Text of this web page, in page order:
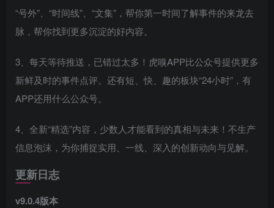
“号外”、“时间线”、“文集”，帮你第一时间了解事件的来龙去
脉，帮你找到更多沉淀的好内容。
3、每天等待推送，已错过太多！虎嗅APP比公众号提供更多
新鲜及时的事件点评。还有短、快、趣的板块“24小时”，有
APP还用什么公众号。
4、全新“精选”内容，少数人才能看到的真相与未来！不生产
信息泡沫，为你捕捉实用、一线、深入的创新动向与见解。
更新日志
v9.0.4版本